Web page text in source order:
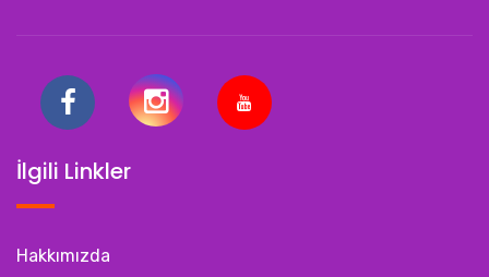
İlgili Linkler
Hakkımızda